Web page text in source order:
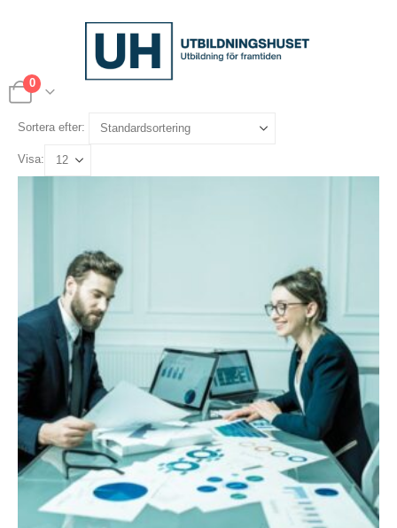
0
Sortera efter:
Visa: